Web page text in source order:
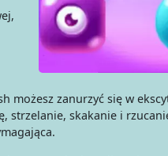
możesz zanurzyć się w
strzelanie, skakanie i